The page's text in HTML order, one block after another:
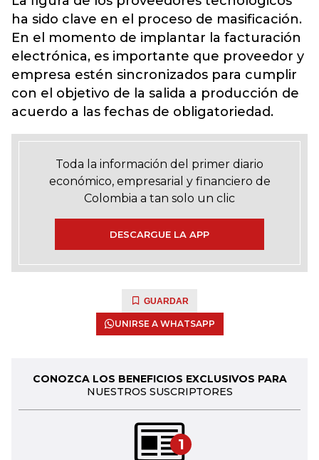
ha sido clave en el proceso de masificación.
En el momento de implantar la facturación
electrónica, es importante que proveedor y
empresa estén sincronizados para cumplir
con el objetivo de la salida a producción de
acuerdo a las fechas de obligatoriedad.
Toda la información del primer diario
económico, empresarial y financiero de
Colombia a tan solo un clic
DESCARGUE LA APP
GUARDAR
UNIRSE A WHATSAPP
CONOZCA LOS BENEFICIOS EXCLUSIVOS PARA
NUESTROS SUSCRIPTORES
1